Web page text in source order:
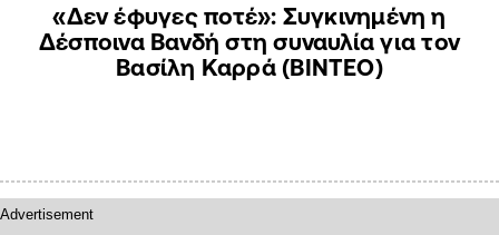
«Δεν έφυγες ποτέ»: Συγκινημένη η
Δέσποινα Βανδή στη συναυλία για τον
Βασίλη Καρρά (ΒΙΝΤΕΟ)